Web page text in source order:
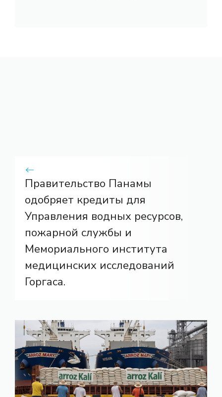
Правительство Панамы
одобряет кредиты для
Управления водных ресурсов,
пожарной службы и
Мемориального института
медицинских исследований
Горгаса.